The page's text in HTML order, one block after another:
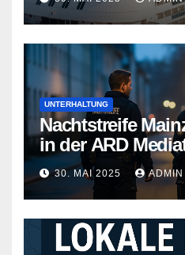
Wege
UNTERHALTUNG
Nachtstreife
in der ARD
30. MAI 2025 ADMIN